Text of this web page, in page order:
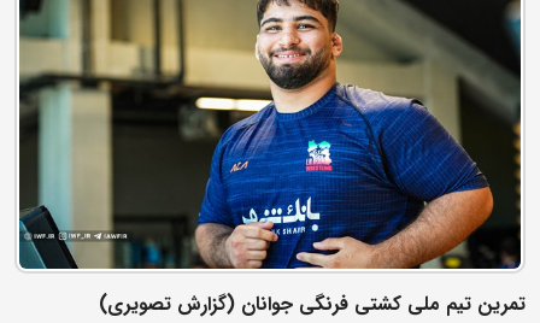
تمرین تیم ملی کشتی فرنگی جوانان (گزارش تصویری)